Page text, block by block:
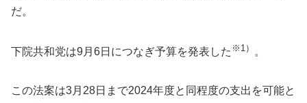
だ。
下院共和党は9月6日につなぎ予算を発表した ※1） 。
この法案は3月28日まで2024年度と同程度の支出を可能と